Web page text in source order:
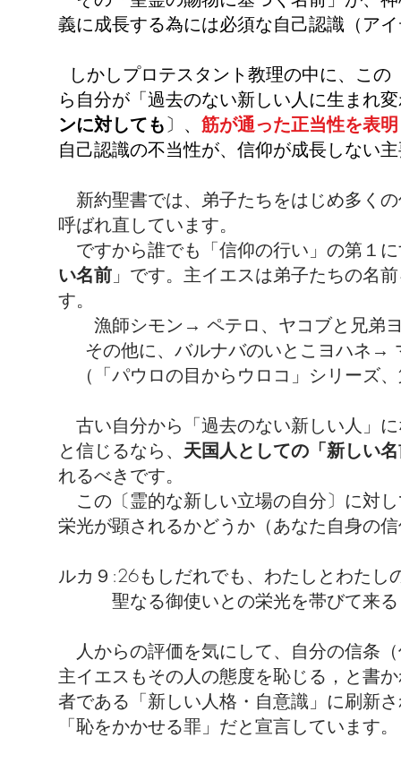
義に成長する為には必須な自己認識（ア
しかしプロテスタント教理の中に、こ
ら自分が「過去のない新しい人に生まれ
ンに対しても〕、 筋が通った正当性を表
自己認識の不当性が、信仰が成長しない
新約聖書では、弟子たちをはじめ多く
呼ばれ直しています。
ですから誰でも「信仰の行い」の第１
い名前 」です。主イエスは弟子たちの名
す。
漁師シモン→ ペテロ、ヤコブと兄弟
その他に、バルナバのいとこヨハネ→
（「パウロの目からウロコ」シリーズ
古い自分から「過去のない新しい人」
と信じるなら、 天国人としての「新しい
れるべきです。
この〔霊的な新しい立場の自分〕に対
栄光が顕されるかどうか（あなた自身の
ルカ９:26もしだれでも、わたしとわたし
聖なる御使いとの栄光を帯びて来る
人からの評価を気にして、自分の信条
主イエスもその人の態度を恥じる，と書
者である「新しい人格・自意識」に刷新
「恥をかかせる罪」だと宣言しています